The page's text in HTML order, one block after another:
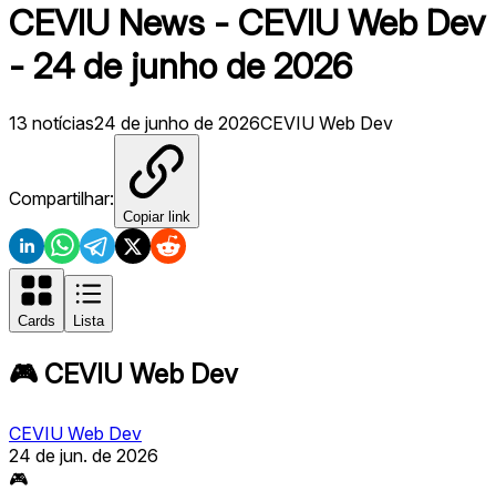
CEVIU News - CEVIU Web Dev
- 24 de junho de 2026
13 notícias24 de junho de 2026CEVIU Web Dev
Compartilhar:
Copiar link
Cards Lista
🎮 CEVIU Web Dev
CEVIU Web Dev
24 de jun. de 2026
🎮